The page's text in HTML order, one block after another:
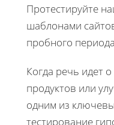
Протестируйте
шаблонами
пробного
Когда речь идет
продуктов или
одним из
тестирование